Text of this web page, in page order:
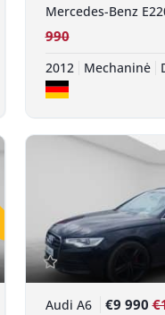
Mercedes-Benz
990
2012 Mechaninė
Audi A6 €9 990